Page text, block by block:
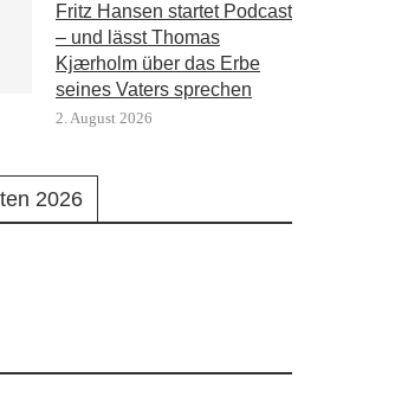
Fritz Hansen startet Podcast
– und lässt Thomas
Kjærholm über das Erbe
seines Vaters sprechen
2. August 2026
2026